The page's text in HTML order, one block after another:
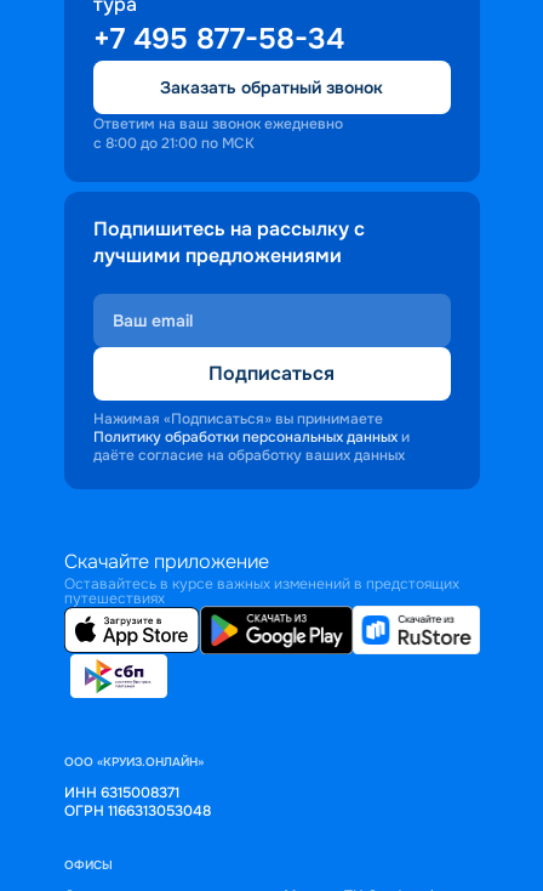
+7 495 877-58-34
Заказать обратный звонок
Ответим на ваш звонок ежедневно
с 8:00 до 21:00 по МСК
Подпишитесь на рассылку с
лучшими предложениями
Подписаться
Нажимая «Подписаться» вы принимаете
Политику обработки персональных данных и
даёте согласие на обработку ваших данных
Скачайте приложение
Оставайтесь в курсе важных изменений в предстоящих
путешествиях
ООО «КРУИЗ.ОНЛАЙН»
ИНН 6315008371
ОГРН 1166313053048
ОФИСЫ